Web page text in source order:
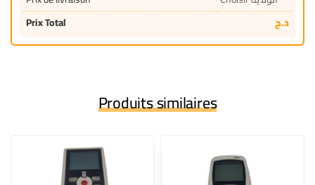
Prix Total
د.ج
Produits similaires